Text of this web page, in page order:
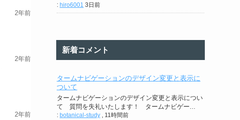
2年前
2年前
2年前
: hiro6001 3日前
新着コメント
タームナビゲーションのデザイン変更と表示に
ついて
タームナビゲーションのデザイン変更と表示につい
て 質問を失礼いたします！ タームナビゲー...
: botanical-study 11時間前